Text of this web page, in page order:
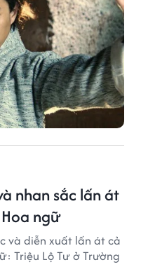
nhan sắc lấn át
ngữ
và diễn xuất lấn át cả
Triệu Lộ Tư ở Trường